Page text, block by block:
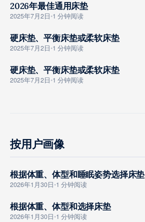
GOUMAI ZHINAN
2026年最佳通用床垫
2025年7月2日•1 分钟阅读
GOUMAI ZHINAN
硬床垫、平衡床垫或柔软床垫
2025年7月2日•1 分钟阅读
GOUMAI ZHINAN
硬床垫、平衡床垫或柔软床垫
2025年7月2日•1 分钟阅读
按用户画像
GOUMAI ZHINAN
根据体重、体型和睡眠姿势选择床垫
2026年1月30日•1 分钟阅读
GOUMAI ZHINAN
根据体重、体型和选择床垫
2026年1月30日•1 分钟阅读